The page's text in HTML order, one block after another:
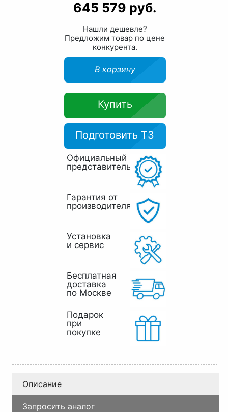
645 579 руб.
Нашли дешевле?
Предложим товар по цене
конкурента.
В корзину
Купить
Подготовить ТЗ
Официальный
представитель
Гарантия от
производителя
Установка
и сервис
Бесплатная
доставка
по Москве
Подарок
при
покупке
Описание
Запросить аналог